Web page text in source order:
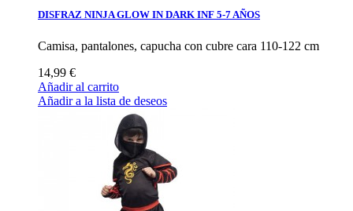
DISFRAZ NINJA GLOW IN DARK INF 5-7 AÑOS
Camisa, pantalones, capucha con cubre cara 110-122 cm
14,99 €
Añadir al carrito
Añadir a la lista de deseos